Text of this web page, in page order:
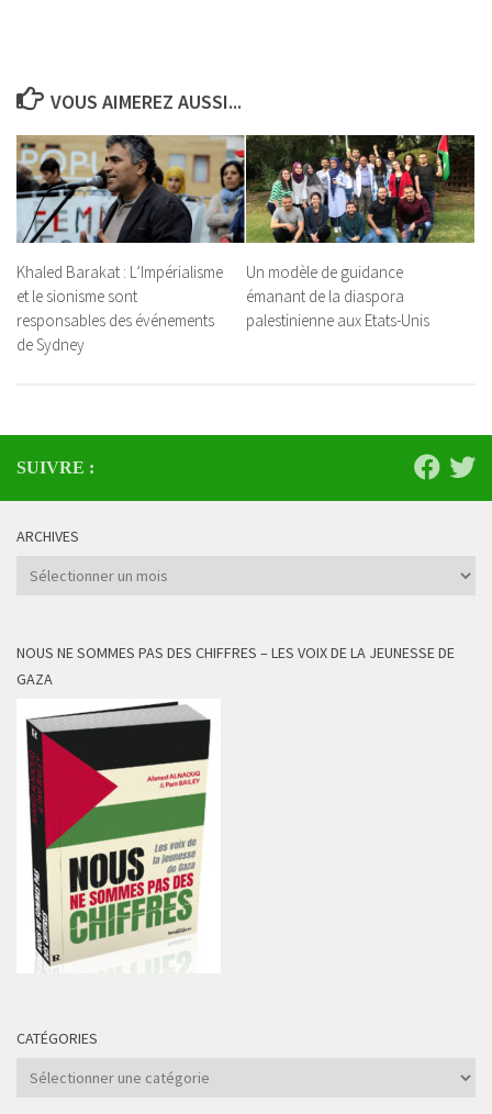
VOUS AIMEREZ AUSSI...
Khaled Barakat : L’Impérialisme
et le sionisme sont
responsables des événements
de Sydney
Un modèle de guidance
émanant de la diaspora
palestinienne aux Etats-Unis
SUIVRE :
ARCHIVES
Archives
NOUS NE SOMMES PAS DES CHIFFRES – LES VOIX DE LA JEUNESSE DE
GAZA
CATÉGORIES
Catégories